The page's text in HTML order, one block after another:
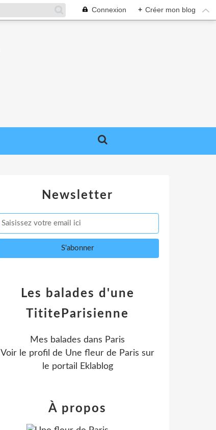
Connexion + Créer mon blog
Newsletter
Les balades d'une
TititeParisienne
Mes balades dans Paris
Voir le profil de Une fleur de Paris sur
le portail Eklablog
À propos